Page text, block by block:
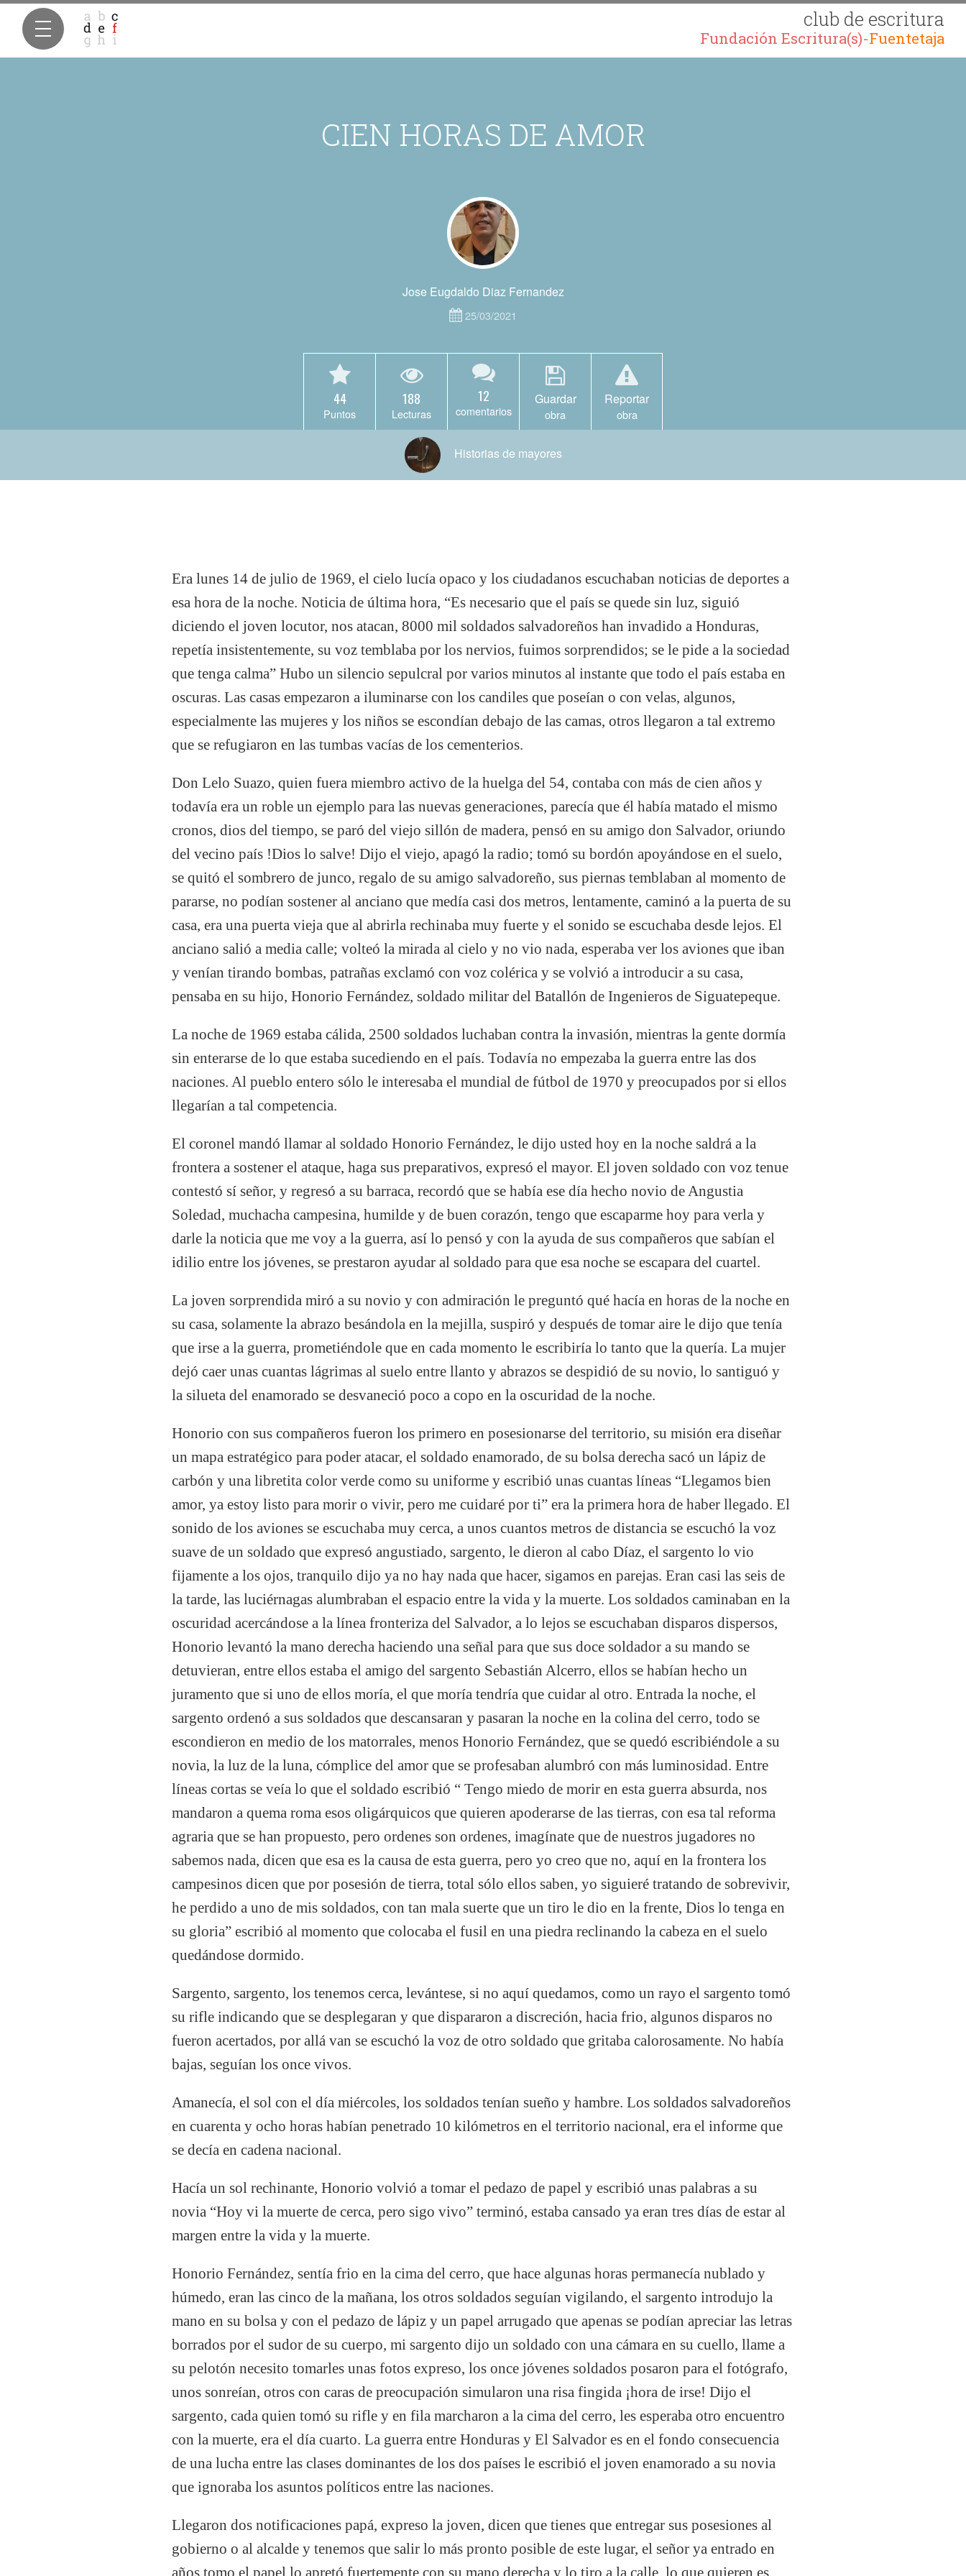
club de escritura
Fundación Escritura(s)-Fuentetaja
CIEN HORAS DE AMOR
Jose Eugdaldo Diaz Fernandez
25/03/2021
44
Puntos
188
Lecturas
12
comentarios
Guardar
obra
Reportar
obra
Historias de mayores
Era lunes 14 de julio de 1969, el cielo lucía opaco y los ciudadanos escuchaban noticias de deportes a
esa hora de la noche. Noticia de última hora, “Es necesario que el país se quede sin luz, siguió
diciendo el joven locutor, nos atacan, 8000 mil soldados salvadoreños han invadido a Honduras,
repetía insistentemente, su voz temblaba por los nervios, fuimos sorprendidos; se le pide a la sociedad
que tenga calma” Hubo un silencio sepulcral por varios minutos al instante que todo el país estaba en
oscuras. Las casas empezaron a iluminarse con los candiles que poseían o con velas, algunos,
especialmente las mujeres y los niños se escondían debajo de las camas, otros llegaron a tal extremo
que se refugiaron en las tumbas vacías de los cementerios.
Don Lelo Suazo, quien fuera miembro activo de la huelga del 54, contaba con más de cien años y
todavía era un roble un ejemplo para las nuevas generaciones, parecía que él había matado el mismo
cronos, dios del tiempo, se paró del viejo sillón de madera, pensó en su amigo don Salvador, oriundo
del vecino país !Dios lo salve! Dijo el viejo, apagó la radio; tomó su bordón apoyándose en el suelo,
se quitó el sombrero de junco, regalo de su amigo salvadoreño, sus piernas temblaban al momento de
pararse, no podían sostener al anciano que medía casi dos metros, lentamente, caminó a la puerta de su
casa, era una puerta vieja que al abrirla rechinaba muy fuerte y el sonido se escuchaba desde lejos. El
anciano salió a media calle; volteó la mirada al cielo y no vio nada, esperaba ver los aviones que iban
y venían tirando bombas, patrañas exclamó con voz colérica y se volvió a introducir a su casa,
pensaba en su hijo, Honorio Fernández, soldado militar del Batallón de Ingenieros de Siguatepeque.
La noche de 1969 estaba cálida, 2500 soldados luchaban contra la invasión, mientras la gente dormía
sin enterarse de lo que estaba sucediendo en el país. Todavía no empezaba la guerra entre las dos
naciones. Al pueblo entero sólo le interesaba el mundial de fútbol de 1970 y preocupados por si ellos
llegarían a tal competencia.
El coronel mandó llamar al soldado Honorio Fernández, le dijo usted hoy en la noche saldrá a la
frontera a sostener el ataque, haga sus preparativos, expresó el mayor. El joven soldado con voz tenue
contestó sí señor, y regresó a su barraca, recordó que se había ese día hecho novio de Angustia
Soledad, muchacha campesina, humilde y de buen corazón, tengo que escaparme hoy para verla y
darle la noticia que me voy a la guerra, así lo pensó y con la ayuda de sus compañeros que sabían el
idilio entre los jóvenes, se prestaron ayudar al soldado para que esa noche se escapara del cuartel.
La joven sorprendida miró a su novio y con admiración le preguntó qué hacía en horas de la noche en
su casa, solamente la abrazo besándola en la mejilla, suspiró y después de tomar aire le dijo que tenía
que irse a la guerra, prometiéndole que en cada momento le escribiría lo tanto que la quería. La mujer
dejó caer unas cuantas lágrimas al suelo entre llanto y abrazos se despidió de su novio, lo santiguó y
la silueta del enamorado se desvaneció poco a copo en la oscuridad de la noche.
Honorio con sus compañeros fueron los primero en posesionarse del territorio, su misión era diseñar
un mapa estratégico para poder atacar, el soldado enamorado, de su bolsa derecha sacó un lápiz de
carbón y una libretita color verde como su uniforme y escribió unas cuantas líneas “Llegamos bien
amor, ya estoy listo para morir o vivir, pero me cuidaré por ti” era la primera hora de haber llegado. El
sonido de los aviones se escuchaba muy cerca, a unos cuantos metros de distancia se escuchó la voz
suave de un soldado que expresó angustiado, sargento, le dieron al cabo Díaz, el sargento lo vio
fijamente a los ojos, tranquilo dijo ya no hay nada que hacer, sigamos en parejas. Eran casi las seis de
la tarde, las luciérnagas alumbraban el espacio entre la vida y la muerte. Los soldados caminaban en la
oscuridad acercándose a la línea fronteriza del Salvador, a lo lejos se escuchaban disparos dispersos,
Honorio levantó la mano derecha haciendo una señal para que sus doce soldador a su mando se
detuvieran, entre ellos estaba el amigo del sargento Sebastián Alcerro, ellos se habían hecho un
juramento que si uno de ellos moría, el que moría tendría que cuidar al otro. Entrada la noche, el
sargento ordenó a sus soldados que descansaran y pasaran la noche en la colina del cerro, todo se
escondieron en medio de los matorrales, menos Honorio Fernández, que se quedó escribiéndole a su
novia, la luz de la luna, cómplice del amor que se profesaban alumbró con más luminosidad. Entre
líneas cortas se veía lo que el soldado escribió “ Tengo miedo de morir en esta guerra absurda, nos
mandaron a quema roma esos oligárquicos que quieren apoderarse de las tierras, con esa tal reforma
agraria que se han propuesto, pero ordenes son ordenes, imagínate que de nuestros jugadores no
sabemos nada, dicen que esa es la causa de esta guerra, pero yo creo que no, aquí en la frontera los
campesinos dicen que por posesión de tierra, total sólo ellos saben, yo siguieré tratando de sobrevivir,
he perdido a uno de mis soldados, con tan mala suerte que un tiro le dio en la frente, Dios lo tenga en
su gloria” escribió al momento que colocaba el fusil en una piedra reclinando la cabeza en el suelo
quedándose dormido.
Sargento, sargento, los tenemos cerca, levántese, si no aquí quedamos, como un rayo el sargento tomó
su rifle indicando que se desplegaran y que dispararon a discreción, hacia frio, algunos disparos no
fueron acertados, por allá van se escuchó la voz de otro soldado que gritaba calorosamente. No había
bajas, seguían los once vivos.
Amanecía, el sol con el día miércoles, los soldados tenían sueño y hambre. Los soldados salvadoreños
en cuarenta y ocho horas habían penetrado 10 kilómetros en el territorio nacional, era el informe que
se decía en cadena nacional.
Hacía un sol rechinante, Honorio volvió a tomar el pedazo de papel y escribió unas palabras a su
novia “Hoy vi la muerte de cerca, pero sigo vivo” terminó, estaba cansado ya eran tres días de estar al
margen entre la vida y la muerte.
Honorio Fernández, sentía frio en la cima del cerro, que hace algunas horas permanecía nublado y
húmedo, eran las cinco de la mañana, los otros soldados seguían vigilando, el sargento introdujo la
mano en su bolsa y con el pedazo de lápiz y un papel arrugado que apenas se podían apreciar las letras
borrados por el sudor de su cuerpo, mi sargento dijo un soldado con una cámara en su cuello, llame a
su pelotón necesito tomarles unas fotos expreso, los once jóvenes soldados posaron para el fotógrafo,
unos sonreían, otros con caras de preocupación simularon una risa fingida ¡hora de irse! Dijo el
sargento, cada quien tomó su rifle y en fila marcharon a la cima del cerro, les esperaba otro encuentro
con la muerte, era el día cuarto. La guerra entre Honduras y El Salvador es en el fondo consecuencia
de una lucha entre las clases dominantes de los dos países le escribió el joven enamorado a su novia
que ignoraba los asuntos políticos entre las naciones.
Llegaron dos notificaciones papá, expreso la joven, dicen que tienes que entregar sus posesiones al
gobierno o al alcalde y tenemos que salir lo más pronto posible de este lugar, el señor ya entrado en
años tomo el papel lo apretó fuertemente con su mano derecha y lo tiro a la calle, lo que quieren es